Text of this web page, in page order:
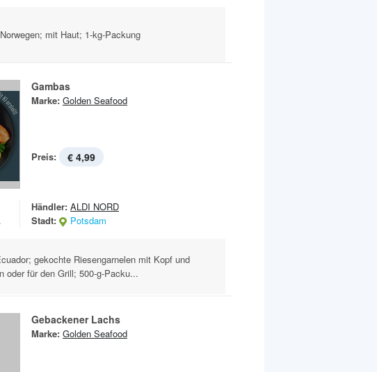
mit Haut; 1-kg-Packung
Gambas
Marke: Golden Seafood
Preis: € 4,99
Händler: ALDI NORD
Stadt:
Potsdam
gekochte Riesengarnelen mit Kopf und
oder für den Grill; 500-g-Packu...
Gebackener Lachs
Marke: Golden Seafood